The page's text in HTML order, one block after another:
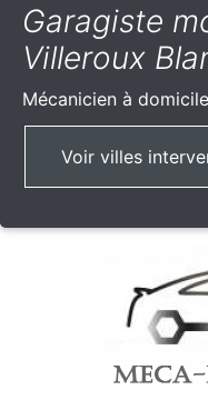
Garagiste
Villeroux
Mécanicien à domicile
Voir villes